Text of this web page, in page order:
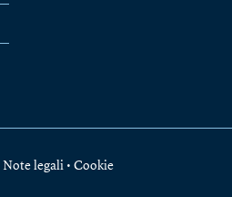
Note legali • Cookie